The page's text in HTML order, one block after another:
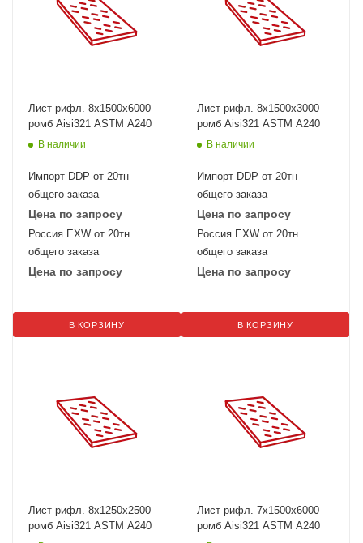
Лист рифл. 8x1500х6000
ромб Aisi321 ASTM A240
В наличии
Импорт DDP от 20тн
общего заказа
Цена по запросу
Россия EXW от 20тн
общего заказа
Цена по запросу
В КОРЗИНУ
Лист рифл. 8x1500х3000
ромб Aisi321 ASTM A240
В наличии
Импорт DDP от 20тн
общего заказа
Цена по запросу
Россия EXW от 20тн
общего заказа
Цена по запросу
В КОРЗИНУ
Лист рифл. 8x1250х2500
ромб Aisi321 ASTM A240
Лист рифл. 7x1500х6000
ромб Aisi321 ASTM A240